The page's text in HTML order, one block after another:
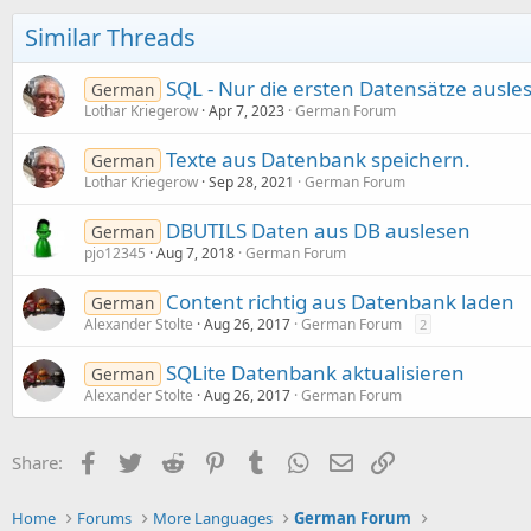
Similar Threads
German SQL - Nur die ersten Datensätze
Lothar Kriegerow Apr 7, 2023 German Forum
German Texte aus Datenbank speichern.
Lothar Kriegerow Sep 28, 2021 German Forum
German DBUTILS Daten aus DB auslesen
pjo12345 Aug 7, 2018 German Forum
German Content richtig aus Datenbank laden
Alexander Stolte Aug 26, 2017 German Forum 2
German SQLite Datenbank aktualisieren
Alexander Stolte Aug 26, 2017 German Forum
Share: Facebook
Twitter Reddit PinterestTumblr WhatsApp
Email
Home Forums More Languages German Forum